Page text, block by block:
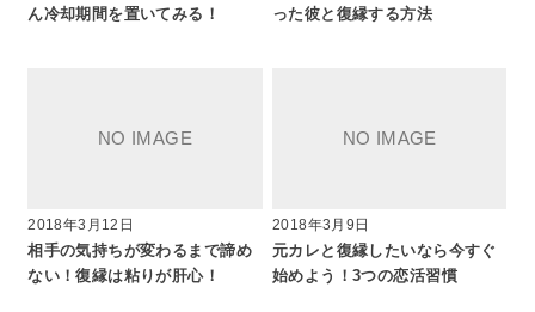
ん冷却期間を置いてみる！
った彼と復縁する方法
2018年3月12日
相手の気持ちが変わるまで諦め
ない！復縁は粘りが肝心！
2018年3月9日
元カレと復縁したいなら今すぐ
始めよう！3つの恋活習慣